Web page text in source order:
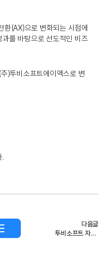
환(AX)으로 변화되는 시점에
를 바탕으로 선도적인 비즈
)투비소프트에이엑스로 변
.
다음글
투비소프트 자회사 투비소프트에이엑스, 차트 솔루션 \'DXChart V1.0\' 출시